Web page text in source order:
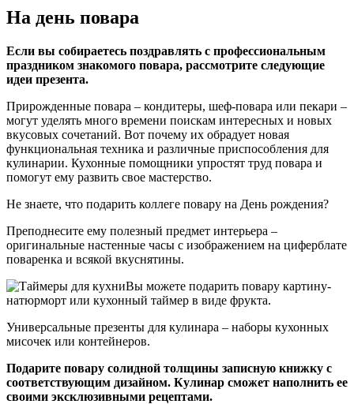
На день повара
Если вы собираетесь поздравлять с профессиональным
праздником знакомого повара, рассмотрите следующие
идеи презента.
Прирожденные повара – кондитеры, шеф-повара или пекари –
могут уделять много времени поискам интересных и новых
вкусовых сочетаний. Вот почему их обрадует новая
функциональная техника и различные приспособления для
кулинарии. Кухонные помощники упростят труд повара и
помогут ему развить свое мастерство.
Не знаете, что подарить коллеге повару на День рождения?
Преподнесите ему полезный предмет интерьера –
оригинальные настенные часы с изображением на циферблате
поваренка и всякой вкуснятины.
Вы можете подарить повару картину-
натюрморт или кухонный таймер в виде фрукта.
Универсальные презенты для кулинара – наборы кухонных
мисочек или контейнеров.
Подарите повару солидной толщины записную книжку с
соответствующим дизайном. Кулинар сможет наполнить ее
своими эксклюзивными рецептами.